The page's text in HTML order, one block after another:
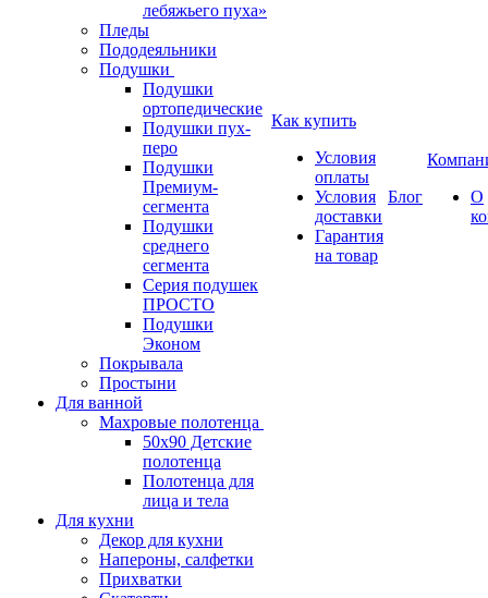
лебяжьего пуха»
Пледы
Пододеяльники
Подушки
Подушки
ортопедические
Подушки пух-
перо
Подушки
Премиум-
сегмента
Подушки
среднего
сегмента
Серия подушек
ПРОСТО
Подушки
Эконом
Покрывала
Простыни
Для ванной
Махровые полотенца
50х90 Детские
полотенца
Полотенца для
лица и тела
Для кухни
Декор для кухни
Напероны, салфетки
Прихватки
Как купить
Условия
оплаты
Условия
доставки
Гарантия
на товар
Блог
О